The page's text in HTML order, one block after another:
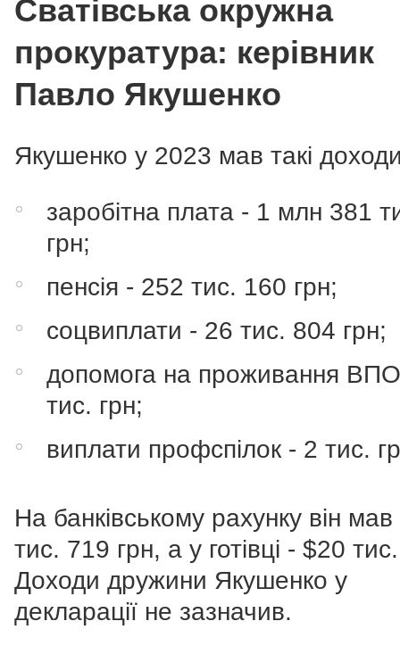
Сватівська окружна
прокуратура: керівник
Павло Якушенко
Якушенко у 2023 мав такі
заробітна плата - 1 млн 381
грн;
пенсія - 252 тис. 160 грн;
соцвиплати - 26 тис. 804 грн;
допомога на проживання
тис. грн;
виплати профспілок - 2 тис.
На банківському рахунку він
тис. 719 грн, а у готівці - $20
Доходи дружини Якушенко у
декларації не зазначив.